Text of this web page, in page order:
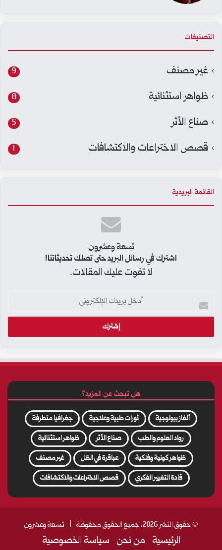
التصنيفات
غير مصنف 9
ظواهر استثنائية 8
صناع الأثر 5
قصص الاختراعات والاكتشافات 1
القائمة البريدية
تسعة وعشرون
اشترك في رسائل البريد حتى تصلك تحديثاتنا!
لا تفوت عليك المقالات.
أدخل
بريدك
الإلكتروني
هل تبحث عن المزيد؟
ألغاز بيولوجية ثورات طبية وعلاجية
جغرافيا متطرفة
رواد العلوم والطب
صناع الأثر
ظواهر استثنائية
ظواهر كونية وفلكية
عباقرة في الظل
غير مصنف
قادة التغيير الفكري
قصص الاختراعات والاكتشافات
© حقوق النشر 2026، جميع الحقوق محفوظة | تسعة وعشرون
الرئيسية من نحن سياسة الخصوصية